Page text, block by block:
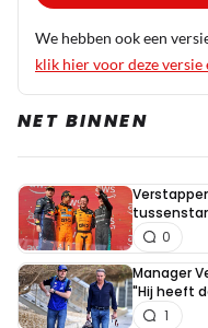
We hebben ook een
klik hier voor deze versie
NET BINNEN
0
Manager
"Hij heeft
1